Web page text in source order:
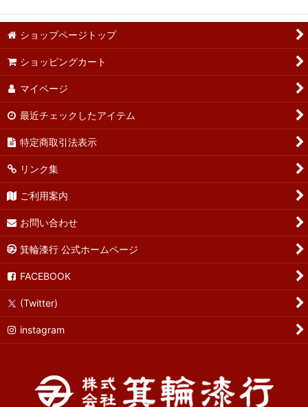
ショップページトップ
ショッピングカート
マイページ
最近チェックしたアイテム
特定商取引法表示
リンク集
ご利用案内
お問い合わせ
箕輪漆行 公式ホームページ
FACEBOOK
(Twitter)
instagram